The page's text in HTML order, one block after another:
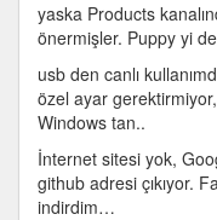
yaska Products
önermişler. Puppy yi
usb den canlı
özel ayar
Windows tan..
İnternet sitesi yok,
github adresi çıkıyor.
indirdim…